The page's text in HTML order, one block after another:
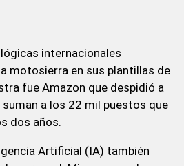
internacionales
motosierra en sus plantillas de
fue Amazon que despidió a
a los 22 mil puestos que
dos años.
Artificial (IA) también